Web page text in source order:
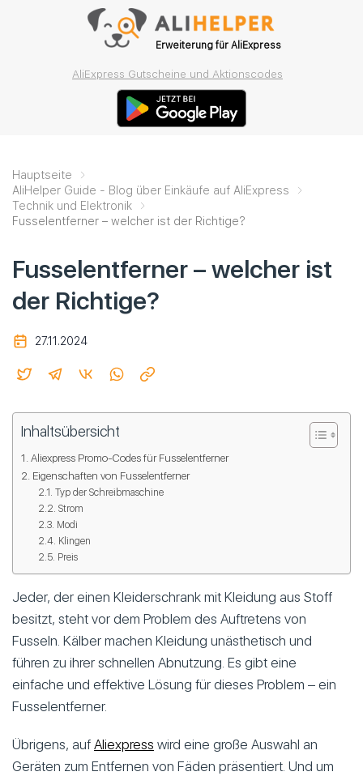
Erweiterung für AliExpress
AliExpress Gutscheine und Aktionscodes
Hauptseite
AliHelper Guide - Blog über Einkäufe auf AliExpress
Technik und Elektronik
Fusselentferner – welcher ist der Richtige?
Fusselentferner – welcher ist
der Richtige?
27.11.2024
Inhaltsübersicht
Aliexpress Promo-Codes für Fusselentferner
Eigenschaften von Fusselentferner
Typ der Schreibmaschine
Strom
Modi
Klingen
Preis
Jeder, der einen Kleiderschrank mit Kleidung aus Stoff
besitzt, steht vor dem Problem des Auftretens von
Fusseln. Kälber machen Kleidung unästhetisch und
führen zu ihrer schnellen Abnutzung. Es gibt eine
einfache und effektive Lösung für dieses Problem – ein
Fusselentferner.
Übrigens, auf Aliexpress wird eine große Auswahl an
Geräten zum Entfernen von Fäden präsentiert. Und um